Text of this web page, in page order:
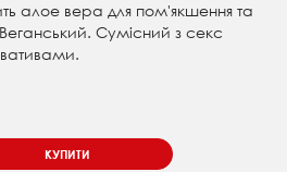
алое вера для пом'якшення та
Сумісний з секс
КУПИТИ